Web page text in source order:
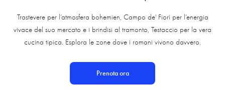
Trastevere per l’atmosfera bohemien, Campo de' Fiori per l’energia
vivace del suo mercato e i brindisi al tramonto, Testaccio per la vera
cucina tipica. Esplora le zone dove i romani vivono davvero.
Prenota ora